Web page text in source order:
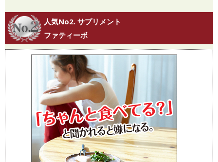
人気No2. サプリメント
ファティーボ